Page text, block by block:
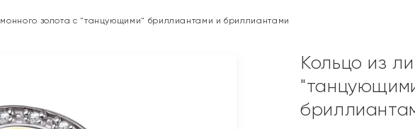
золота с "танцующими" бриллиантами и бриллиантами
Кольцо из